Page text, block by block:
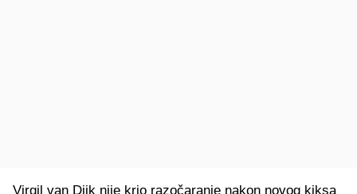
Virgil van Dijk nije krio razočaranje nakon novog kiksa